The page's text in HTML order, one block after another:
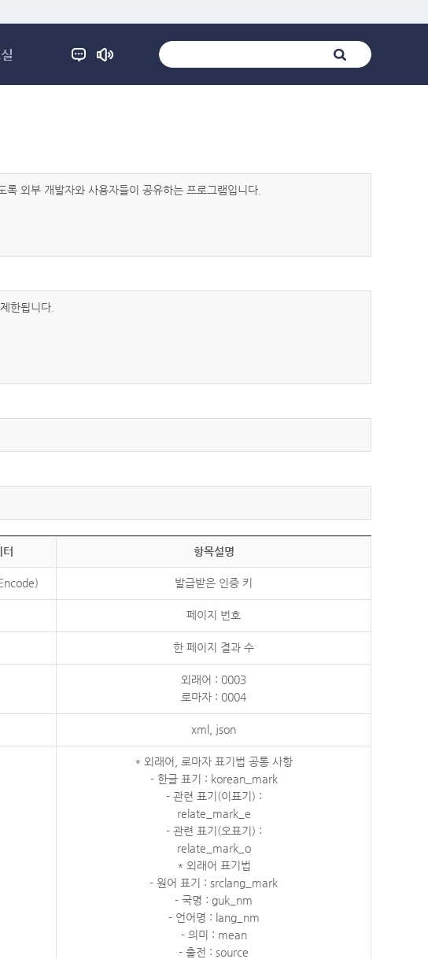
외부 개발자와 사용자들이 공유하는 프로그램입니다.
한됩니다.
항목설명
발급받은 인증 키
페이지 번호
한 페이지 결과 수
외래어 : 0003
로마자 : 0004
xml, json
* 외래어, 로마자 표기법 공통 사항
- 한글 표기 : korean_mark
- 관련 표기(이표기) :
relate_mark_e
- 관련 표기(오표기) :
relate_mark_o
* 외래어 표기법
- 원어 표기 : srclang_mark
- 국명 : guk_nm
- 언어명 : lang_nm
- 의미 : mean
- 출전 : source